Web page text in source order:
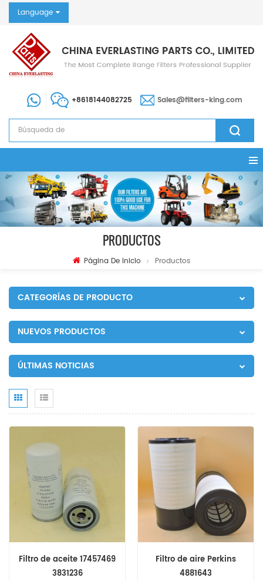
Language
+8618144082725 Sales@filters-king.com
PRODUCTOS
Página De Inicio Productos
CATEGORÍAS DE PRODUCTO
NUEVOS PRODUCTOS
ÚLTIMAS NOTICIAS
Filtro de aceite 17457469
3831236
Filtro de aire Perkins
4881643